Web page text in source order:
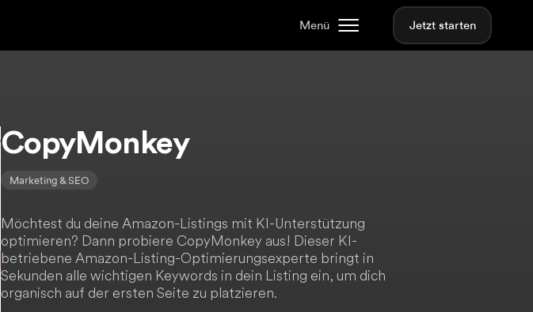
Menü Jetzt starten
CopyMonkey
Marketing & SEO
Möchtest du deine Amazon-Listings mit KI-Unterstützung
optimieren? Dann probiere CopyMonkey aus! Dieser KI-
betriebene Amazon-Listing-Optimierungsexperte bringt in
Sekunden alle wichtigen Keywords in dein Listing ein, um dich
organisch auf der ersten Seite zu platzieren.